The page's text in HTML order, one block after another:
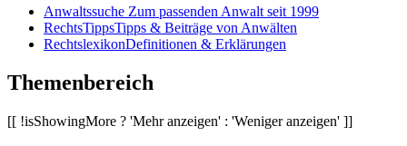
Anwaltssuche Zum passenden Anwalt seit 1999
RechtsTippsTipps & Beiträge von Anwälten
RechtslexikonDefinitionen & Erklärungen
Themenbereich
[[ !isShowingMore ? 'Mehr anzeigen' : 'Weniger anzeigen' ]]